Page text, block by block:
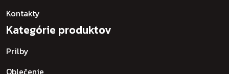
Kontakty
Kategórie produktov
Prilby
Oblečenie